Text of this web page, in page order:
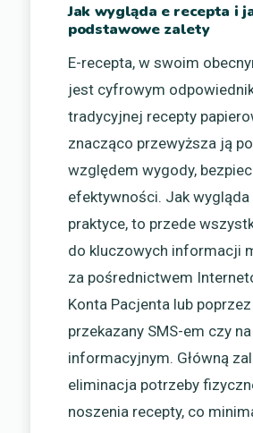
Jak wygląda e recepta i
podstawowe zalety
E-recepta, w swoim
jest cyfrowym
tradycyjnej recepty
znacząco przewyższa ją
względem wygody,
efektywności. Jak wygląda
praktyce, to przede
do kluczowych informacji
za pośrednictwem
Konta Pacjenta lub
przekazany SMS-em czy
informacyjnym. Główną
eliminacja potrzeby
noszenia recepty, co